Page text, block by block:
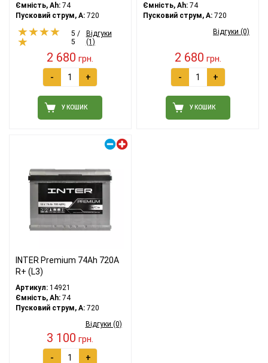
Ємність, Ah: 74
Пусковий струм, A: 720
5 /
5
Відгуки
(1)
2 680 грн.
- +
У КОШИК
Ємність, Ah: 74
Пусковий струм, A: 720
Відгуки (0)
2 680 грн.
- +
У КОШИК
INTER Premium 74Ah 720A
R+ (L3)
Артикул: 14921
Ємність, Ah: 74
Пусковий струм, A: 720
Відгуки (0)
3 100 грн.
- +